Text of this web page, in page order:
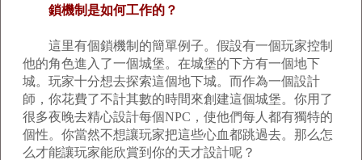
鎖機制是如何工作的？
這里有個鎖機制的簡單例子。假設有一個玩家控制
他的角色進入了一個城堡。在城堡的下方有一個地下
城。玩家十分想去探索這個地下城。而作為一個設計
師，你花費了不計其數的時間來創建這個城堡。你用了
很多夜晚去精心設計每個NPC，使他們每人都有獨特的
個性。你當然不想讓玩家把這些心血都跳過去。那么怎
么才能讓玩家能欣賞到你的天才設計呢？